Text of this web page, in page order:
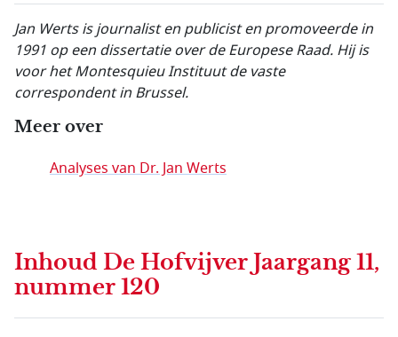
Jan Werts is journalist en publicist en promoveerde in
1991 op een dissertatie over de Europese Raad. Hij is
voor het Montesquieu Instituut de vaste
correspondent in Brussel.
Meer over
Analyses van Dr. Jan Werts
Inhoud De Hofvijver Jaargang 11,
nummer 120